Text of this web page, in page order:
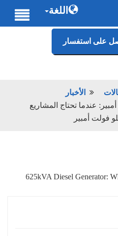
اللغة
على استفسار
الأخبار
فولت أمبير: عندما تحتاج المشاريع